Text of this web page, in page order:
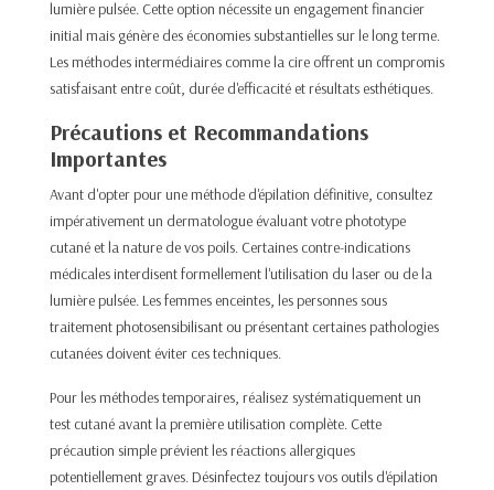
lumière pulsée. Cette option nécessite un engagement financier
initial mais génère des économies substantielles sur le long terme.
Les méthodes intermédiaires comme la cire offrent un compromis
satisfaisant entre coût, durée d'efficacité et résultats esthétiques.​
Précautions et Recommandations
Importantes
Avant d'opter pour une méthode d'épilation définitive, consultez
impérativement un dermatologue évaluant votre phototype
cutané et la nature de vos poils. Certaines contre-indications
médicales interdisent formellement l'utilisation du laser ou de la
lumière pulsée. Les femmes enceintes, les personnes sous
traitementphotosensibilisant ou présentant certaines pathologies
cutanées doivent éviter ces techniques.​
Pour les méthodes temporaires, réalisez systématiquement un
test cutané avant la première utilisation complète. Cette
précaution simple prévient les réactions allergiques
potentiellement graves. Désinfectez toujours vos outils d'épilation